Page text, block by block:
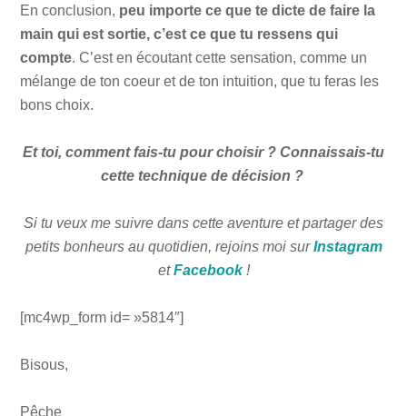
En conclusion, peu importe ce que te dicte de faire la
main qui est sortie, c’est ce que tu ressens qui
compte. C’est en écoutant cette sensation, comme un
mélange de ton coeur et de ton intuition, que tu feras les
bons choix.
Et toi, comment fais-tu pour choisir ? Connaissais-tu
cette technique de décision ?
Si tu veux me suivre dans cette aventure et partager des
petits bonheurs au quotidien, rejoins moi surInstagram
etFacebook!
[mc4wp_form id= »5814″]
Bisous,
Pêche